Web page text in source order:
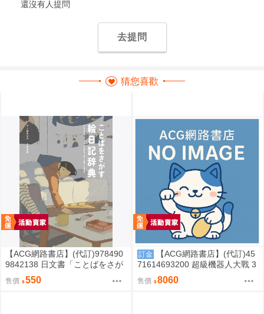
還沒有人提問
去提問
猜您喜歡
【ACG網路書店】(代訂)978490
9842138 日文書「ことばをさが
す絵日記辞典」YUEISHA DICTI
ONARY
售價 550
訂金
【ACG網路書店】(代訂)45
71614693200 超級機器人大戰 3
5週年紀念 JAM Project 主題歌完
整專輯 完全生產限定盤
售價 8060